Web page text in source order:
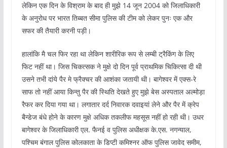
लेकिन एक दिन के विश्राम के बाद ही मुझे 14 जून 2004 को जिलाधिकारी
के अनुरोध पर भारत तिब्बत सीमा पुलिस की टीम को लेकर पुनः एक और
सफर की तैयारी करनी पड़ी।
हालांकि मै चल फिर रहा था लेकिन शारीरिक रूप से लम्बी ट्रैकिंग के लिए
फिट नहीं था। जिस चिकत्सक ने मुक्षे दो दिन पूर्व प्राथमिक चिकित्सा दी थी
उसने तभी दांये पैर मे फ्रैक्चर की आशंका जतायी थी। बागेश्वर में एक्स-रे
साफ तो नहीं आया किन्तु पैर की स्थिति देखते हुए मुझे बेस अस्पताल अल्मोड़ा
रैफर कर दिया गया था। लगातार दर्द निवारक दवाइयां लेने और पैर में क्रेप
बैन्डेज बंधे होने के कारण मुक्षे अधिक तकलीफ महसूस नहीं हो रही थी। उधर
बागेश्वर के जिलाधिकारी एल. फैनई व पुलिस अधीक्षक के.एस. नगन्याल,
पश्चिम बंगाल पुलिस कोलकाता के डिप्‍टी कमिश्‍नर ऑफ पुलिस जावेद समीम,